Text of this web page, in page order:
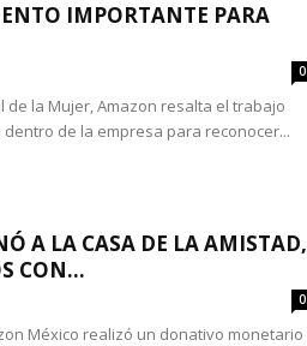
IMPORTANTE PARA
0
de la Mujer, Amazon resalta el trabajo
de la empresa para reconocer...
A LA CASA DE LA AMISTAD,
CON...
0
México realizó un donativo monetario